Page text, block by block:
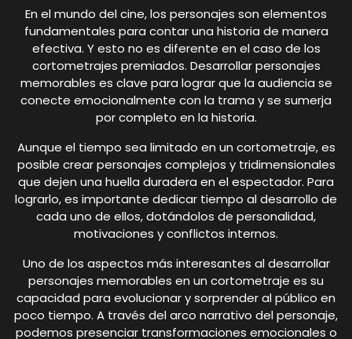
En el mundo del cine, los personajes son elementos
fundamentales para contar una historia de manera
efectiva. Y esto no es diferente en el caso de los
cortometrajes premiados. Desarrollar personajes
memorables es clave para lograr que la audiencia se
conecte emocionalmente con la trama y se sumerja
por completo en la historia.
Aunque el tiempo sea limitado en un cortometraje, es
posible crear personajes complejos y tridimensionales
que dejen una huella duradera en el espectador. Para
lograrlo, es importante dedicar tiempo al desarrollo de
cada uno de ellos, dotándolos de personalidad,
motivaciones y conflictos internos.
Uno de los aspectos más interesantes al desarrollar
personajes memorables en un cortometraje es su
capacidad para evolucionar y sorprender al público en
poco tiempo. A través del arco narrativo del personaje,
podemos presenciar transformaciones emocionales o